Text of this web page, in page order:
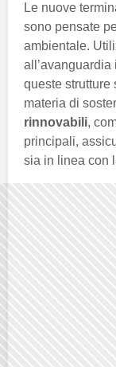
Le nuove
sono pensate
ambientale.
queste strutture
materia di
rinnovabili,
principali,
sia in linea con